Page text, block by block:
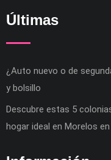
Últimas
¿Auto nuevo o de
y bolsillo
Descubre estas 5
hogar ideal en Morelos